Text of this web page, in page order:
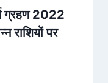
ग्रहण 2022
राशियों पर